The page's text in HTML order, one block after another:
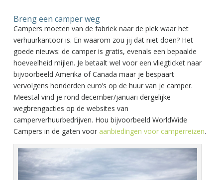
Breng een camper weg
Campers moeten van de fabriek naar de plek waar het
verhuurkantoor is. En waarom zou jij dat niet doen? Het
goede nieuws: de camper is gratis, evenals een bepaalde
hoeveelheid mijlen. Je betaalt wel voor een vliegticket naar
bijvoorbeeld Amerika of Canada maar je bespaart
vervolgens honderden euro’s op de huur van je camper.
Meestal vind je rond december/januari dergelijke
wegbrengacties op de websites van
camperverhuurbedrijven. Hou bijvoorbeeld WorldWide
Campers in de gaten voor aanbiedingen voor camperreizen.